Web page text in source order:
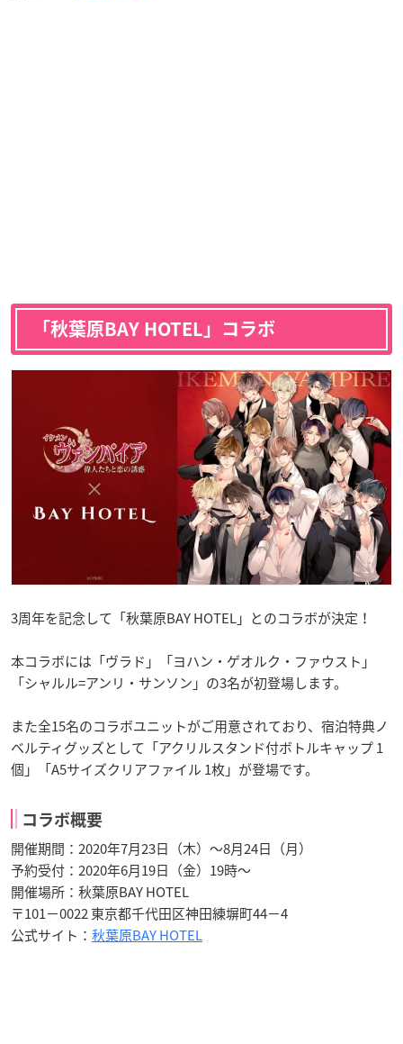
「秋葉原BAY HOTEL」コラボ
3周年を記念して「秋葉原BAY HOTEL」とのコラボが決定！
本コラボには「ヴラド」「ヨハン・ゲオルク・ファウスト」
「シャルル=アンリ・サンソン」の3名が初登場します。
また全15名のコラボユニットがご用意されており、宿泊特典ノ
ベルティグッズとして「アクリルスタンド付ボトルキャップ 1
個」「A5サイズクリアファイル 1枚」が登場です。
コラボ概要
開催期間：2020年7月23日（木）～8月24日（月）
予約受付：2020年6月19日（金）19時～
開催場所：秋葉原BAY HOTEL
〒101－0022 東京都千代田区神田練塀町44－4
公式サイト： 秋葉原BAY HOTEL